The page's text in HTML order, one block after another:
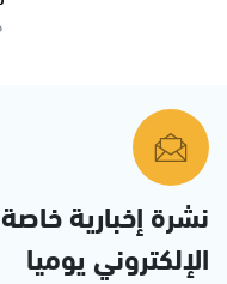
نشرة إخبارية
الإلكتروني يوميا